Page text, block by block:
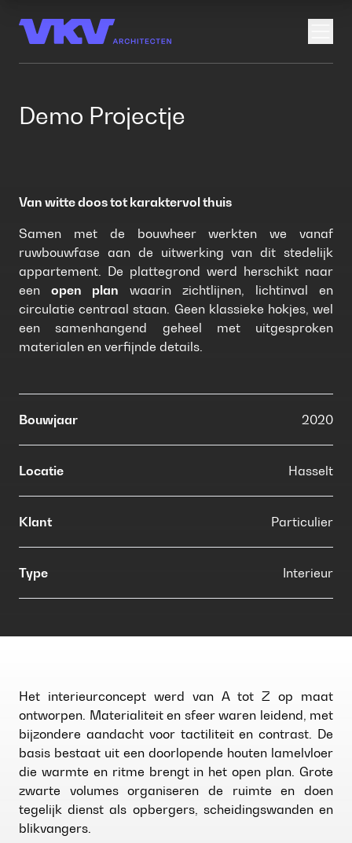
Demo Projectje
Van witte doos tot karaktervol thuis
Samen met de bouwheer werkten we vanaf
ruwbouwfase aan de uitwerking van dit stedelijk
appartement. De plattegrond werd herschikt naar
een open plan waarin zichtlijnen, lichtinval en
circulatie centraal staan. Geen klassieke hokjes, wel
een samenhangend geheel met uitgesproken
materialen en verfijnde details.
Bouwjaar 2020
Locatie Hasselt
Klant Particulier
Type Interieur
Het interieurconcept werd van A tot Z op maat
ontworpen. Materialiteit en sfeer waren leidend, met
bijzondere aandacht voor tactiliteit en contrast. De
basis bestaat uit een doorlopende houten lamelvloer
die warmte en ritme brengt in het open plan. Grote
zwarte volumes organiseren de ruimte en doen
tegelijk dienst als opbergers, scheidingswanden en
blikvangers.